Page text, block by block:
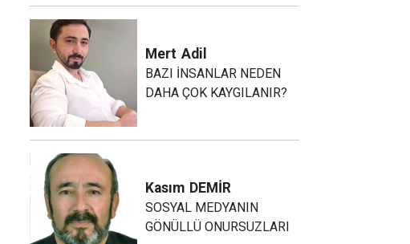
Mert Adil
BAZI İNSANLAR NEDEN
DAHA ÇOK KAYGILANIR?
Kasım DEMİR
SOSYAL MEDYANIN
GÖNÜLLÜ ONURSUZLARI